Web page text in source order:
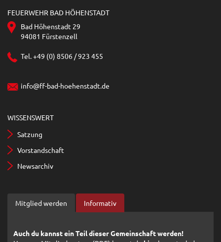
FEUERWEHR BAD HÖHENSTADT
Bad Höhenstadt 29
94081 Fürstenzell
Tel. +49 (0) 8506 / 923 455
info@ff-bad-hoehenstadt.de
WISSENSWERT
Satzung
Vorstandschaft
Newsarchiv
Mitglied werden Informativ
Auch du kannst ein Teil dieser Gemeinschaft werden!